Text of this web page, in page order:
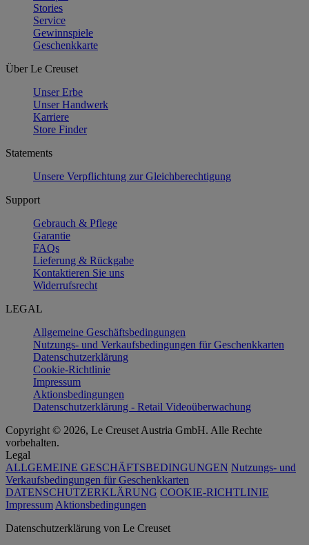
Stories
Service
Gewinnspiele
Geschenkkarte
Über Le Creuset
Unser Erbe
Unser Handwerk
Karriere
Store Finder
Statements
Unsere Verpflichtung zur Gleichberechtigung
Support
Gebrauch & Pflege
Garantie
FAQs
Lieferung & Rückgabe
Kontaktieren Sie uns
Widerrufsrecht
LEGAL
Allgemeine Geschäftsbedingungen
Nutzungs- und Verkaufsbedingungen für Geschenkkarten
Datenschutzerklärung
Cookie-Richtlinie
Impressum
Aktionsbedingungen
Datenschutzerklärung - Retail Videoüberwachung
Copyright © 2026, Le Creuset Austria GmbH. Alle Rechte
vorbehalten.
Legal
ALLGEMEINE GESCHÄFTSBEDINGUNGEN Nutzungs- und
Verkaufsbedingungen für Geschenkkarten
DATENSCHUTZERKLÄRUNG COOKIE-RICHTLINIE
Impressum Aktionsbedingungen
Datenschutz­erklärung von Le Creuset